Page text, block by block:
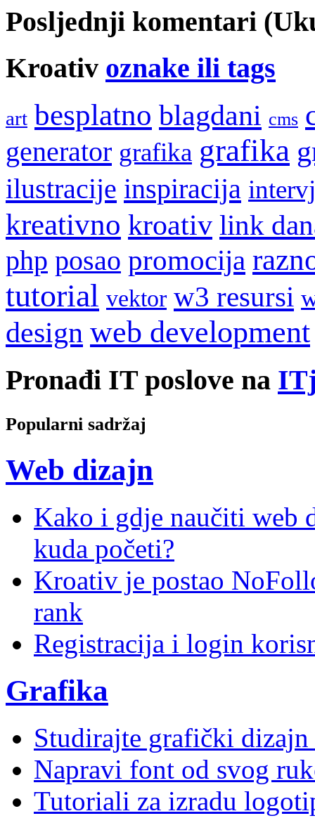
Posljednji komentari
Kroativ oznake ili tags
art besplatno blagdani cms
generator grafika grafika
ilustracije inspiracija
kreativno kroativ link
php posao promocija
tutorial vektor w3 resursi
design web development
Pronađi IT poslove na
Popularni sadržaj
Web dizajn
Kako i gdje naučiti web
kuda početi?
Kroativ je postao
rank
Registracija i login
Grafika
Studirajte grafički dizajn
Napravi font od svog
Tutoriali za izradu